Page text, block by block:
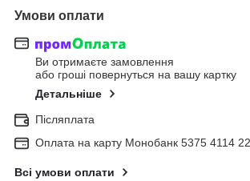
Умови оплати
Ви отримаєте замовлення
або гроші повернуться на вашу картку
Детальніше
Післяплата
Оплата на карту Монобанк 5375 4114
Всі умови оплати